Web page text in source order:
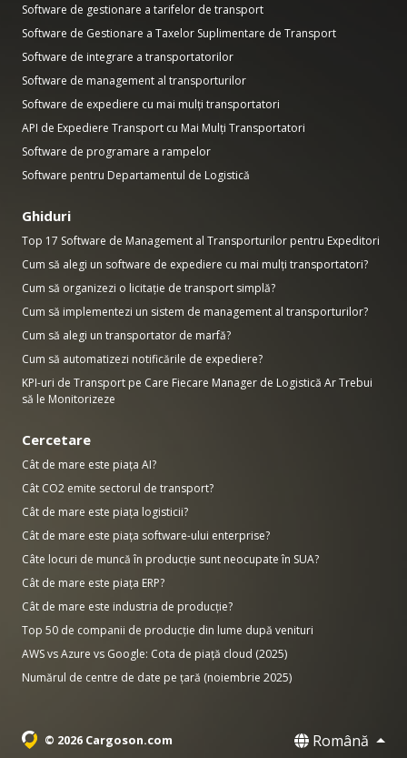
Software de gestionare a tarifelor de transport
Software de Gestionare a Taxelor Suplimentare de Transport
Software de integrare a transportatorilor
Software de management al transporturilor
Software de expediere cu mai mulți transportatori
API de Expediere Transport cu Mai Mulți Transportatori
Software de programare a rampelor
Software pentru Departamentul de Logistică
Ghiduri
Top 17 Software de Management al Transporturilor pentru Expeditori
Cum să alegi un software de expediere cu mai mulți transportatori?
Cum să organizezi o licitație de transport simplă?
Cum să implementezi un sistem de management al transporturilor?
Cum să alegi un transportator de marfă?
Cum să automatizezi notificările de expediere?
KPI-uri de Transport pe Care Fiecare Manager de Logistică Ar Trebui
să le Monitorizeze
Cercetare
Cât de mare este piața AI?
Cât CO2 emite sectorul de transport?
Cât de mare este piața logisticii?
Cât de mare este piața software-ului enterprise?
Câte locuri de muncă în producție sunt neocupate în SUA?
Cât de mare este piața ERP?
Cât de mare este industria de producție?
Top 50 de companii de producție din lume după venituri
AWS vs Azure vs Google: Cota de piață cloud (2025)
Numărul de centre de date pe țară (noiembrie 2025)
© 2026 Cargoson.com Română